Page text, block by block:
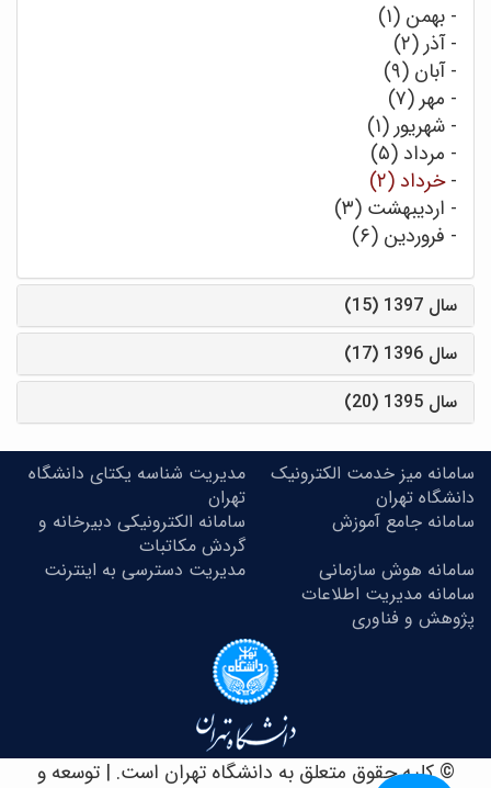
- بهمن (۱)
-آذر (۲)
-آبان (۹)
- مهر (۷)
- شهریور (۱)
- مرداد (۵)
-خرداد (۲)
- اردیبهشت (۳)
- فروردین (۶)
سال 1397 (15)
سال 1396 (17)
سال 1395 (20)
سامانه میز خدمت الکترونیک
دانشگاه تهران
مدیریت شناسه یکتای دانشگاه
تهران
سامانه جامع آموزش
سامانه الکترونیکی دبیرخانه و
گردش مکاتبات
سامانه هوش سازمانی
مدیریت دسترسی به اینترنت
سامانه مدیریت اطلاعات
پژوهش و فناوری
© کلیه حقوق متعلق به دانشگاه تهران است. | توسعه و